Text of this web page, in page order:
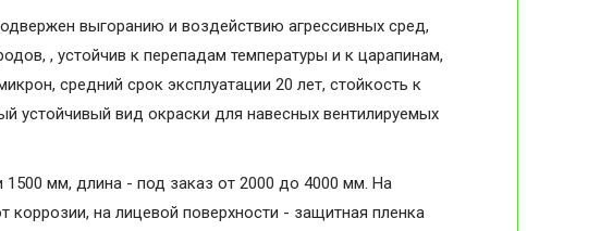
выгоранию и воздействию агрессивных сред,
, устойчив к перепадам температуры и к царапинам,
средний срок эксплуатации 20 лет, стойкость к
устойчивый вид окраски для навесных вентилируемых
мм, длина - под заказ от 2000 до 4000 мм. На
коррозии, на лицевой поверхности - защитная пленка